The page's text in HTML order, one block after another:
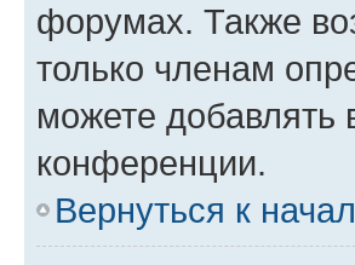
форумах. Также
только членам
можете добавлять
конференции.
Вернуться к